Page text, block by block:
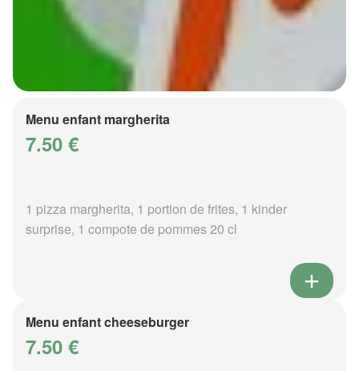
Menu enfant margherita
7.50 €
1 pizza margherita, 1 portion de frites, 1 kinder
surprise, 1 compote de pommes 20 cl
Menu enfant cheeseburger
7.50 €